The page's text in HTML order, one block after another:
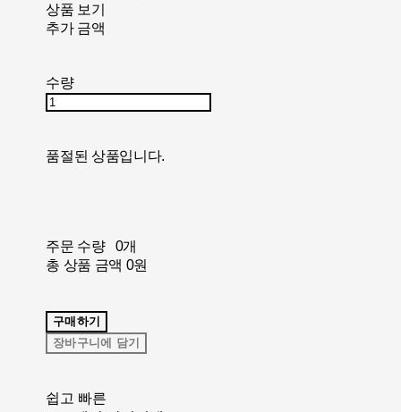
상품 보기
추가 금액
수량
품절된 상품입니다.
주문 수량
0개
총 상품 금액 0원
구매하기
장바구니에 담기
쉽고 빠른